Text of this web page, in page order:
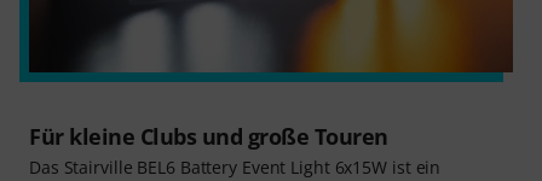
Für kleine Clubs und große Touren
Das Stairville BEL6 Battery Event Light 6x15W ist ein